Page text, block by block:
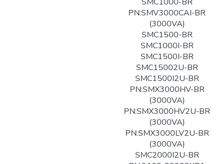
PN:SMV3000CAI-BR
(3000VA)
SMC1500-BR
SMC1000I-BR
SMC1500I-BR
SMC15002U-BR
SMC1500I2U-BR
PN:SMX3000HV-BR
(3000VA)
PN:SMX3000HV2U-BR
(3000VA)
PN:SMX3000LV2U-BR
(3000VA)
SMC2000I2U-BR